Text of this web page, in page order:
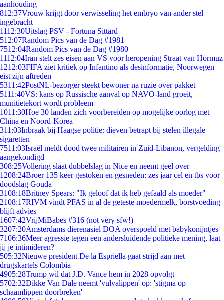
aanhouding
812:37Vrouw krijgt door verwisseling het embryo van ander stel
ingebracht
1112:30Uitslag PSV - Fortuna Sittard
512:07Random Pics van de Dag #1981
7512:04Random Pics van de Dag #1980
1112:04Iran stelt zes eisen aan VS voor heropening Straat van Hormuz
1212:03FIFA ziet kritiek op Infantino als desinformatie, Noorwegen
eist zijn aftreden
5311:42PostNL-bezorger steekt bewoner na ruzie over pakket
5111:40VS: kans op Russische aanval op NAVO-land groeit,
munitietekort wordt probleem
1011:30Hoe 30 landen zich voorbereiden op mogelijke oorlog met
China en Noord-Korea
311:03Inbraak bij Haagse politie: dieven betrapt bij stelen illegale
sigaretten
7511:03Israël meldt dood twee militairen in Zuid-Libanon, vergelding
aangekondigd
308:25Vollering slaat dubbelslag in Nice en neemt geel over
1208:24Broer 135 keer gestoken en gesneden: zes jaar cel en tbs voor
doodslag Gouda
3108:18Britney Spears: "Ik geloof dat ik heb gefaald als moeder"
2108:17RIVM vindt PFAS in al de geteste moedermelk, borstvoeding
blijft advies
1607:42VrijMiBabes #316 (not very sfw!)
3207:20Amsterdams dierenasiel DOA overspoeld met babykonijntjes
7106:36Meer agressie tegen een andersluidende politieke mening, laat
jij je intimideren?
505:32Nieuwe president De la Espriella gaat strijd aan met
drugskartels Colombia
4905:28Trump wil dat J.D. Vance hem in 2028 opvolgt
5702:32Dikke Van Dale neemt 'vulvalippen' op: 'stigma op
schaamlippen doorbreken'